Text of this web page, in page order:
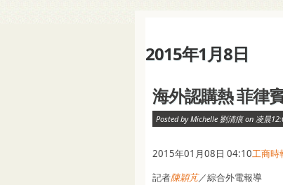
2015年1月8日
海外認購熱 菲律
Posted by Michelle 劉清痕 on 凌晨
2015年01月08日 04:10工商時
記者陳穎芃／綜合外電報導